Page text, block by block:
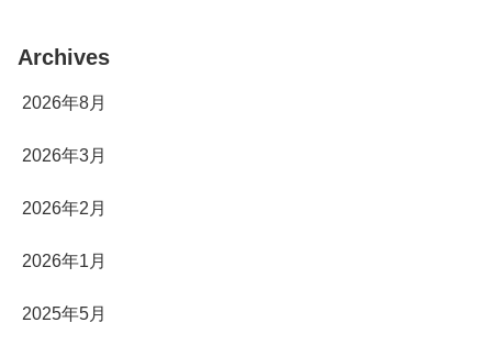
Archives
2026年8月
2026年3月
2026年2月
2026年1月
2025年5月